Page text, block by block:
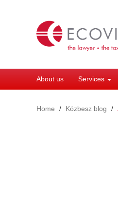
About us Services
Home
Közbesz blog